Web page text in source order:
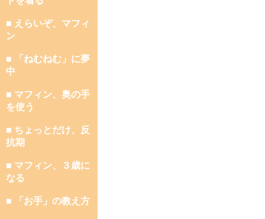
■ えらいぞ、マフィ
ン
■ 「ねむねむ」に夢
中
■ マフィン、奥の手
を使う
■ ちょっとだけ、反
抗期
■ マフィン、３歳に
なる
■ 「お手」の教え方